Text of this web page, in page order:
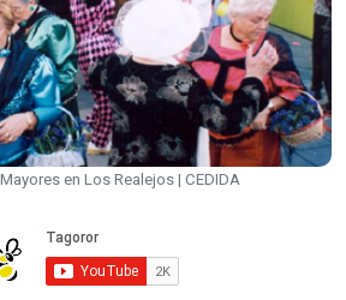
en Los Realejos | CEDIDA